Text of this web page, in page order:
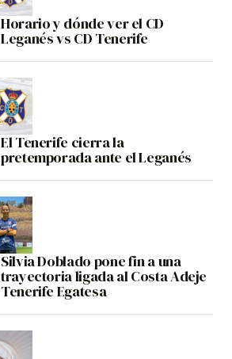
Horario y dónde ver el CD
Leganés vs CD Tenerife
El Tenerife cierra la
pretemporada ante el Leganés
Silvia Doblado pone fin a una
trayectoria ligada al Costa Adeje
Tenerife Egatesa